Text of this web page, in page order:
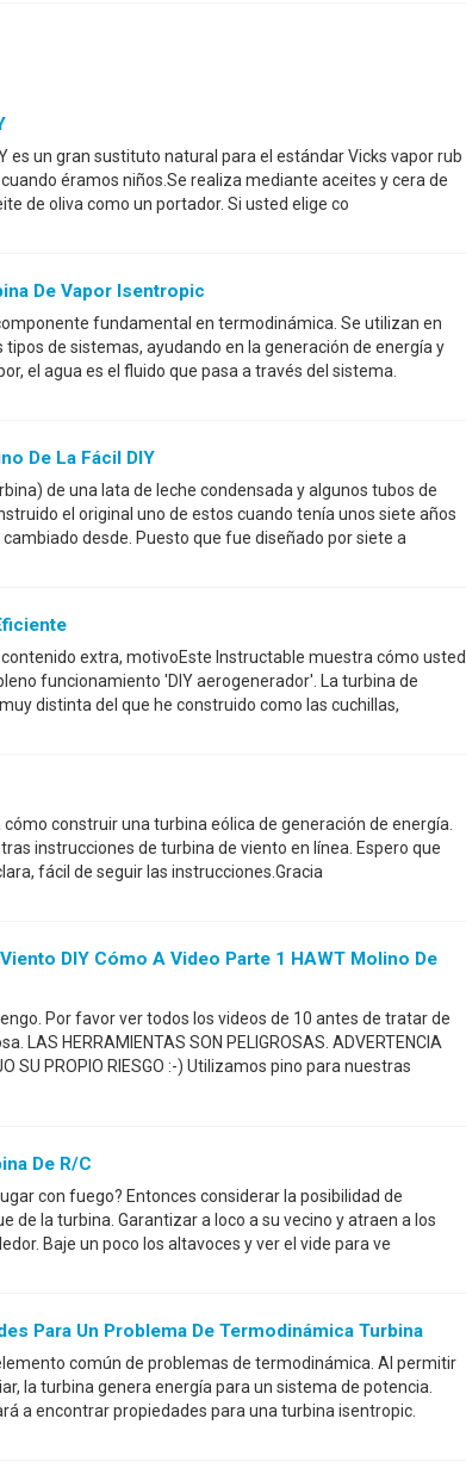
es un gran sustituto natural para el estándar Vicks vapor rub
éramos niños.Se realiza mediante aceites y cera de
de oliva como un portador. Si usted elige co
De Vapor Isentropic
fundamental en termodinámica. Se utilizan en
de sistemas, ayudando en la generación de energía y
el agua es el fluido que pasa a través del sistema.
De La Fácil DIY
de una lata de leche condensada y algunos tubos de
el original uno de estos cuando tenía unos siete años
desde. Puesto que fue diseñado por siete a
extra, motivoEste Instructable muestra cómo usted
funcionamiento 'DIY aerogenerador'. La turbina de
distinta del que he construido como las cuchillas,
construir una turbina eólica de generación de energía.
instrucciones de turbina de viento en línea. Espero que
fácil de seguir las instrucciones.Gracia
DIY Cómo A Video Parte 1 HAWT Molino De
Por favor ver todos los videos de 10 antes de tratar de
LAS HERRAMIENTAS SON PELIGROSAS. ADVERTENCIA
SU PROPIO RIESGO :-) Utilizamos pino para nuestras
De R/C
con fuego? Entonces considerar la posibilidad de
de la turbina. Garantizar a loco a su vecino y atraen a los
Baje un poco los altavoces y ver el vide para ve
Para Un Problema De Termodinámica Turbina
común de problemas de termodinámica. Al permitir
la turbina genera energía para un sistema de potencia.
a encontrar propiedades para una turbina isentropic.